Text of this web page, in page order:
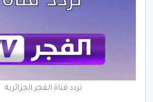
تردد قناة الفجر الجزائرية